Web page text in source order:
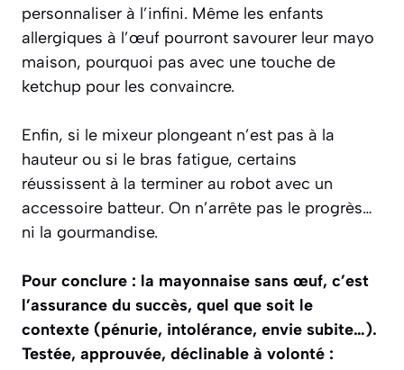
personnaliser à l’infini. Même les enfants
allergiques à l’œuf pourront savourer leur mayo
maison, pourquoi pas avec une touche de
ketchup pour les convaincre.
Enfin, si le mixeur plongeant n’est pas à la
hauteur ou si le bras fatigue, certains
réussissent à la terminer au robot avec un
accessoire batteur. On n’arrête pas le progrès…
ni la gourmandise.
Pour conclure : la mayonnaise sans œuf, c’est
l’assurance du succès, quel que soit le
contexte (pénurie, intolérance, envie subite…).
Testée, approuvée, déclinable à volonté :